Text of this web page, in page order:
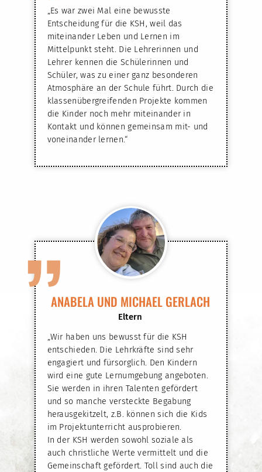
„Es war zwei Mal eine bewusste
Entscheidung für die KSH, weil das
miteinander Leben und Lernen im
Mittelpunkt steht. Die Lehrerinnen und
Lehrer kennen die Schülerinnen und
Schüler, was zu einer ganz besonderen
Atmosphäre an der Schule führt. Durch die
klassenübergreifenden Projekte kommen
die Kinder noch mehr miteinander in
Kontakt und können gemeinsam mit- und
voneinander lernen.“
”ANABELA UND MICHAEL GERLACH
Eltern
„Wir haben uns bewusst für die KSH
entschieden. Die Lehrkräfte sind sehr
engagiert und fürsorglich. Den Kindern
wird eine gute Lernumgebung angeboten.
Sie werden in ihren Talenten gefördert
und so manche versteckte Begabung
herausgekitzelt, z.B. können sich die Kids
im Projektunterricht ausprobieren.
In der KSH werden sowohl soziale als
auch christliche Werte vermittelt und die
Gemeinschaft gefördert. Toll sind auch die